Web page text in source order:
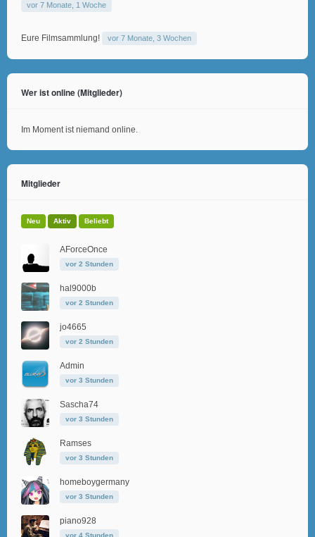
vor 7 Monate, 1 Woche
Eure Filmsammlung! vor 7 Monate, 3 Wochen
Wer ist online (Mitglieder)
Im Moment ist niemand online.
Mitglieder
Neu Aktiv Beliebt
AForceOnce
vor 2 Stunden
hal9000b
vor 2 Stunden
jo4665
vor 2 Stunden
Admin
vor 3 Stunden
Sascha74
vor 3 Stunden
Ramses
vor 3 Stunden
homeboygermany
vor 3 Stunden
piano928
vor 4 Stunden